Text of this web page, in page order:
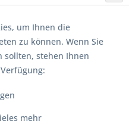
um Ihnen die
zu können. Wenn Sie
sollten, stehen Ihnen
mehr